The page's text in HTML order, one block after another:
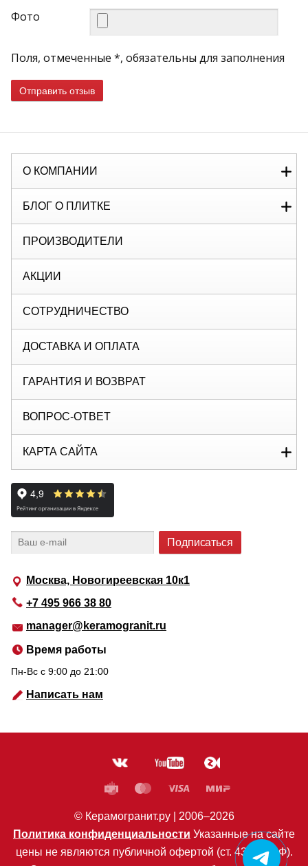
Фото
Поля, отмеченные *, обязательны для заполнения
Отправить отзыв
Москва, Новогиреевская 10к1
+7 495 966 38 80
manager@keramogranit.ru
Время работы
Пн-Вс c 9:00 до 21:00
Написать нам
О КОМПАНИИ
БЛОГ О ПЛИТКЕ
ПРОИЗВОДИТЕЛИ
АКЦИИ
СОТРУДНИЧЕСТВО
ДОСТАВКА И ОПЛАТА
ГАРАНТИЯ И ВОЗВРАТ
ВОПРОС-ОТВЕТ
КАРТА САЙТА
© Керамогранит.ру | 2006–2026
Политика конфиденциальности Указанные на сайте
цены не являются публичной офертой (ст. 435 ГК РФ).